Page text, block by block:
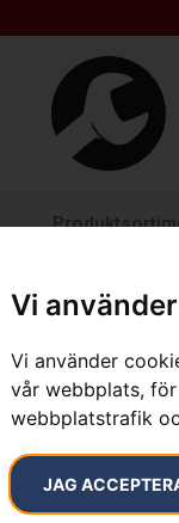
Vi
Vi använder
vår webbplats,
webbplatstrafik
JAG